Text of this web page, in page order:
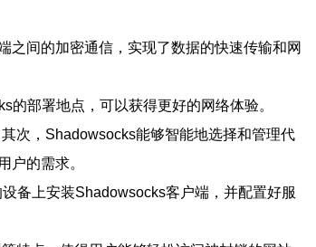
之间的加密通信，实现了数据的快速传输和网
部署地点，可以获得更好的网络体验。
次，Shadowsocks能够智能地选择和管理代
户的需求。
备上安装Shadowsocks客户端，并配置好服